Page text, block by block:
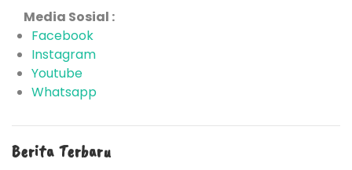
Media Sosial :
Facebook
Instagram
Youtube
Whatsapp
Berita Terbaru